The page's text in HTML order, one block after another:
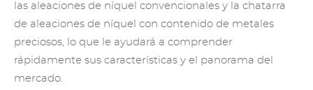
las aleaciones de níquel convencionales y la chatarra
de aleaciones de níquel con contenido de metales
preciosos, lo que le ayudará a comprender
rápidamente sus características y el panorama del
mercado.